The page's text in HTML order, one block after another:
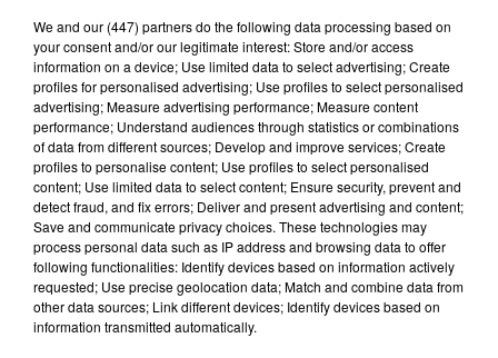
Lecture (1 min 13 sec)
100%
100% Radio l'agenda de l'Ariege
We and our (447) partnersdo the following data processing based on
your consent and/or our legitimate interest: Store and/or access
information on a device; Use limited data to select advertising; Create
profiles for personalised advertising; Use profiles to select personalised
advertising; Measure advertising performance; Measure content
performance; Understand audiences through statistics or combinations
of data from different sources; Develop and improve services; Create
profiles to personalise content; Use profiles to select personalised
content; Use limited data to select content; Ensure security, prevent and
detect fraud, and fix errors; Deliver and present advertising and content;
Save and communicate privacy choices. These technologies may
process personal data such as IP address and browsing data to offer
following functionalities: Identify devices based on information actively
requested; Use precise geolocation data; Match and combine data from
other data sources; Link different devices; Identify devices based on
information transmitted automatically.